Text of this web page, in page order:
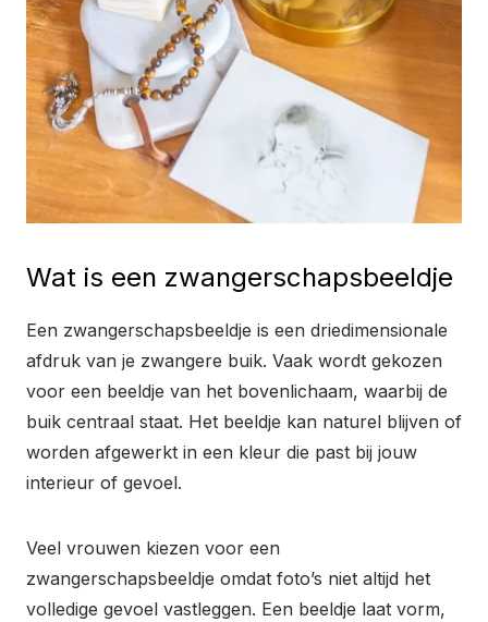
Wat is een zwangerschapsbeeldje
Een zwangerschapsbeeldje is een driedimensionale
afdruk van je zwangere buik. Vaak wordt gekozen
voor een beeldje van het bovenlichaam, waarbij de
buik centraal staat. Het beeldje kan naturel blijven of
worden afgewerkt in een kleur die past bij jouw
interieur of gevoel.
Veel vrouwen kiezen voor een
zwangerschapsbeeldje omdat foto’s niet altijd het
volledige gevoel vastleggen. Een beeldje laat vorm,